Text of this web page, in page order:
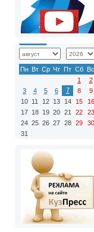
Пн Вт Ср Чт Пт Сб Вс
1
2
3
4 5 6 7 8
9
10 11 12 13 14 15
16
17 18 19 20 21 22
23
24 25 26 27 28 29
30
31